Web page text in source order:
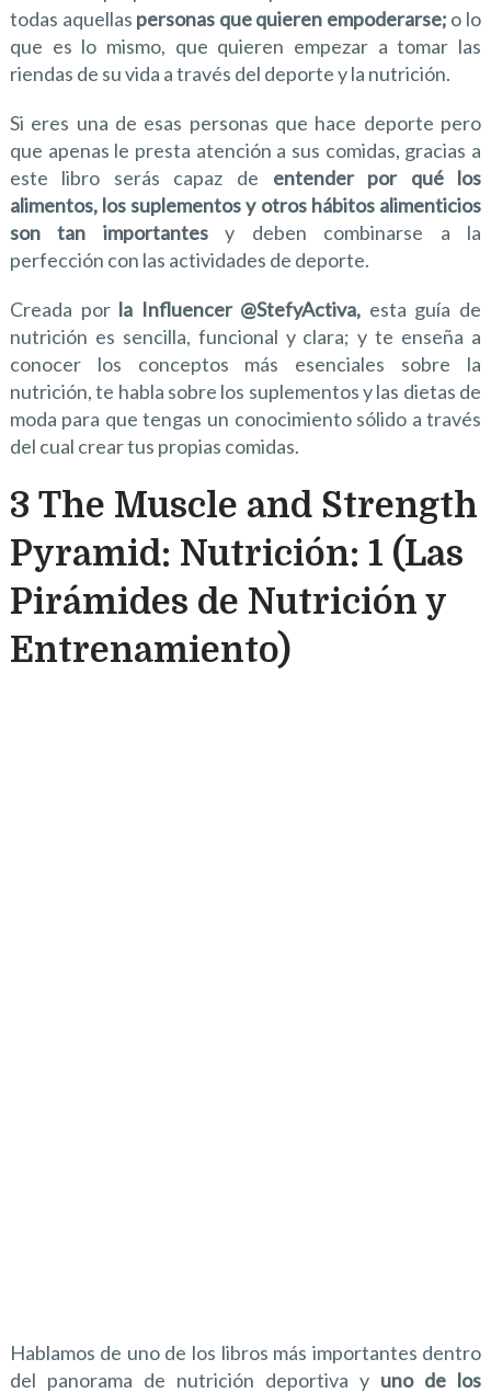
todas aquellas personas que quieren empoderarse; o lo
que es lo mismo, que quieren empezar a tomar las
riendas de su vida a través del deporte y la nutrición.
Si eres una de esas personas que hace deporte pero
que apenas le presta atención a sus comidas, gracias a
este libro serás capaz de entender por qué los
alimentos, los suplementos y otros hábitos alimenticios
son tan importantesy deben combinarse a la
perfección con las actividades de deporte.
Creada porla Influencer @StefyActiva, esta guía de
nutrición es sencilla, funcional y clara; y te enseña a
conocer los conceptos más esenciales sobre la
nutrición, te habla sobre los suplementos y las dietas de
moda para que tengas un conocimiento sólido a través
del cual crear tus propias comidas.
3 The Muscle and Strength
Pyramid: Nutrición: 1 (Las
Pirámides de Nutrición y
Entrenamiento)
Hablamos de uno de los libros más importantes dentro
del panorama de nutrición deportiva y uno de los